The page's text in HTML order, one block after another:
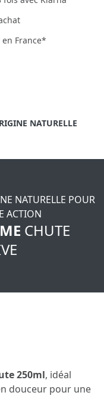
France*
NATURELLE
NATURELLE POUR
ACTION
CHUTE
250ml, idéal
douceur pour une